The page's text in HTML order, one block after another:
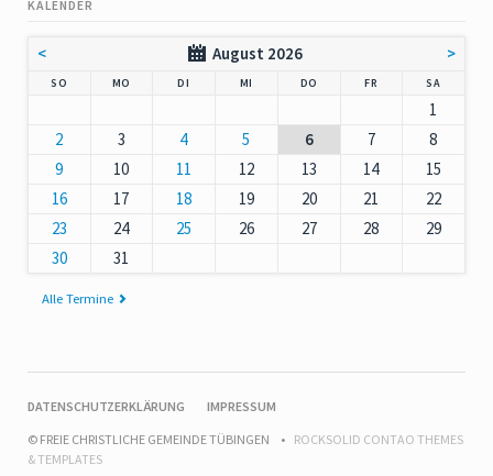
KALENDER
< August 2026 >
SO MO DI MI DO NNERSTAG
FR SAMSTAG
1
2
3 4 5 6 7
8
9
10 11 12 13 14
15
16
17 18 19 20 21
22
23
24 25 26 27 28
29
30
31
Alle Termine
NAVIGATION
DATENSCHUTZERKLÄRUNG
IMPRESSUM
© FREIE CHRISTLICHE GEMEINDE TÜBINGEN
ROCKSOLID CONTAO THEMES
& TEMPLATES